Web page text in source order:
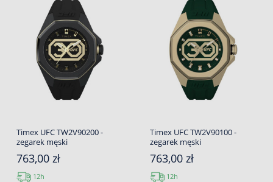
Timex UFC TW2V90200 -
zegarek męski
763,00 zł
12h
Timex UFC TW2V90100 -
zegarek męski
763,00 zł
12h